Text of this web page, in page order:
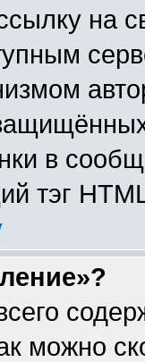
на
в
тэг
можно